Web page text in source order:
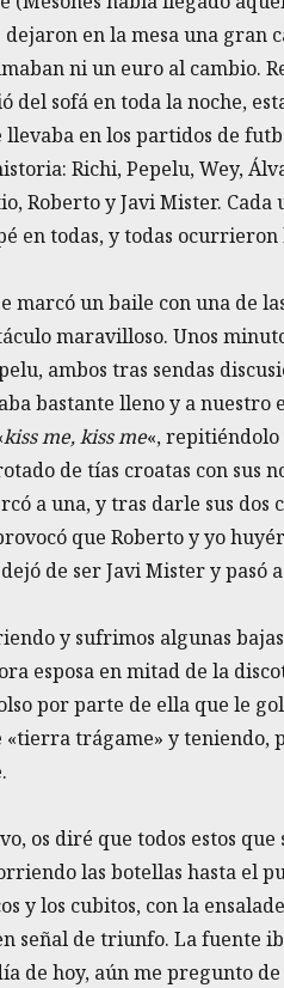
en la mesa una gran
ni un euro al cambio.
del sofá en toda la noche,
llevaba en los partidos de
Richi, Pepelu, Wey,
Roberto y Javi Mister.
en todas, y todas
marcó un baile con una de
maravilloso. Unos
ambos tras sendas
bastante lleno y a
kiss me, kiss me«, repitiéndolo
de tías croatas con sus
a una, y tras darle sus
que Roberto y yo
de ser Javi Mister y pasó
y sufrimos algunas
esposa en mitad de la
por parte de ella que le
trágame» y teniendo,
os diré que todos estos
las botellas hasta el
y los cubitos, con la
señal de triunfo. La fuente
de hoy, aún me pregunto